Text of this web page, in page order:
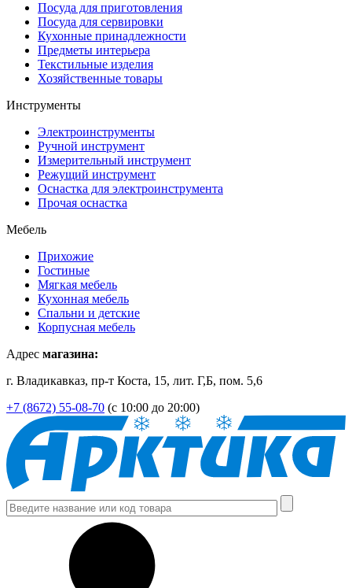
Посуда для приготовления
Посуда для сервировки
Кухонные принадлежности
Предметы интерьера
Текстильные изделия
Хозяйственные товары
Инструменты
Электроинструменты
Ручной инструмент
Измерительный инструмент
Режущий инструмент
Оснастка для электроинструмента
Прочая оснастка
Мебель
Прихожие
Гостиные
Мягкая мебель
Кухонная мебель
Спальни и детские
Корпусная мебель
Адрес магазина:
г. Владикавказ, пр-т Коста, 15, лит. Г,Б, пом. 5,6
+7 (8672) 55-08-70 (с 10:00 до 20:00)